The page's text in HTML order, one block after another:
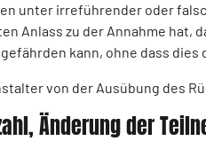
unter irreführender oder
Anlass zu der Annahme hat,
kann, ohne dass
von der Ausübung des
Änderung der